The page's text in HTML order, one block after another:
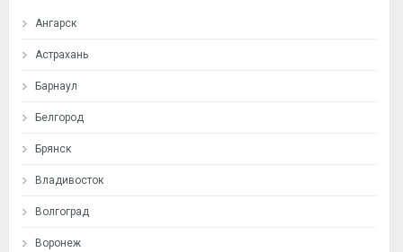
Ангарск
Астрахань
Барнаул
Белгород
Брянск
Владивосток
Волгоград
Воронеж